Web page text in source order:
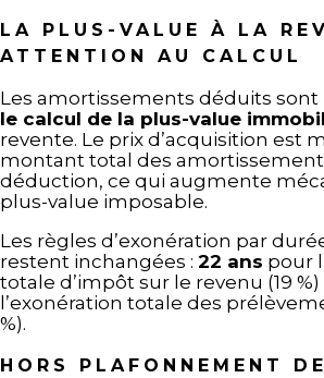
LA PLUS-VALUE À LA
ATTENTION AU CALCUL
Les amortissements déduits sont
le calcul de la plus-value
revente. Le prix d’acquisition est
montant total des
déduction, ce qui augmente
plus-value imposable.
Les règles d’exonération par
restent inchangées : 22 ans pour
totale d’impôt sur le revenu (19 %)
l’exonération totale des
%).
HORS PLAFONNEMENT